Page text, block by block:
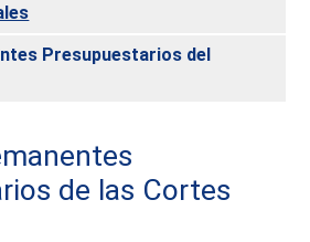
Presupuestarios del
de las Cortes